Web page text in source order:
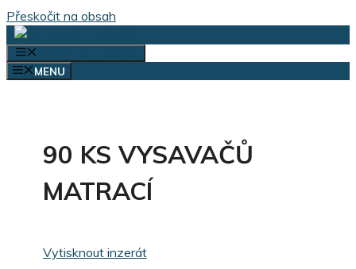
Přeskočit na obsah
MENU
90 KS VYSAVAČŮ
MATRACÍ
Vytisknout inzerát